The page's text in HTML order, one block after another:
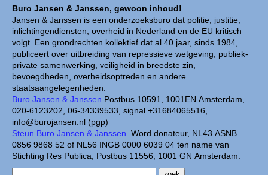
Buro Jansen & Janssen, gewoon inhoud!
Jansen & Janssen is een onderzoeksburo dat politie, justitie,
inlichtingendiensten, overheid in Nederland en de EU kritisch
volgt. Een grondrechten kollektief dat al 40 jaar, sinds 1984,
publiceert over uitbreiding van repressieve wetgeving, publiek-
private samenwerking, veiligheid in breedste zin,
bevoegdheden, overheidsoptreden en andere
staatsaangelegenheden.
Buro Jansen & Janssen Postbus 10591, 1001EN Amsterdam,
020-6123202, 06-34339533, signal +31684065516,
info@burojansen.nl (pgp)
Steun Buro Jansen & Janssen. Word donateur, NL43 ASNB
0856 9868 52 of NL56 INGB 0000 6039 04 ten name van
Stichting Res Publica, Postbus 11556, 1001 GN Amsterdam.